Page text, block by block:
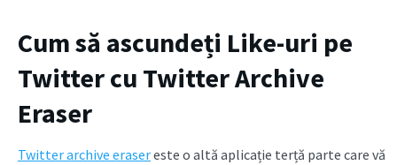
Cum să ascundeți Like-uri pe
Twitter cu Twitter Archive
Eraser
Twitter archive erasereste o altă aplicație terță parte care vă